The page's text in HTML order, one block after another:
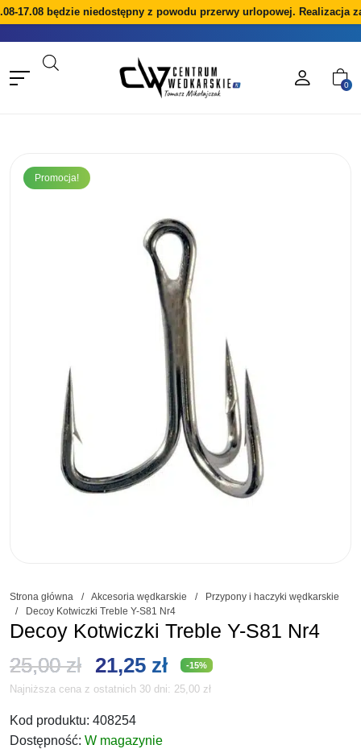
17.08 będzie niedostępny z powodu przerwy urlopowej. Realizacja
0
Promocja!
Strona główna / Akcesoria wędkarskie /
Przypony i haczyki wędkarskie
/
Decoy Kotwiczki Treble Y-S81 Nr4
Decoy Kotwiczki Treble Y-S81 Nr4
25,00zł Pierwotna
cena
wynosiła:
21,25 złAktualna
cena
-15%
Najniższa cena z ostatnich 30 dni: 25,00 zł
Kod produktu: 408254
Dostępność: W magazynie